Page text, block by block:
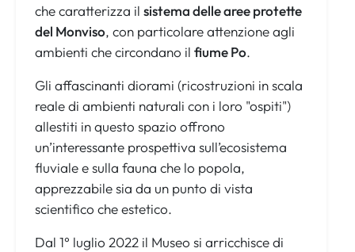
che caratterizza il sistema delle aree protette
del Monviso, con particolare attenzione agli
ambienti che circondano il fiume Po.
Gli affascinanti diorami (ricostruzioni in scala
reale di ambienti naturali con i loro "ospiti")
allestiti in questo spazio offrono
un’interessante prospettiva sull’ecosistema
fluviale e sulla fauna che lo popola,
apprezzabile sia da un punto di vista
scientifico che estetico.
Dal 1° luglio 2022 il Museo si arricchisce di